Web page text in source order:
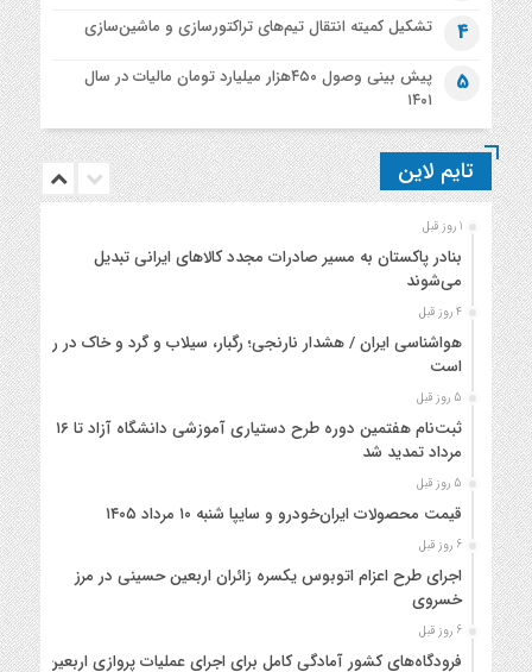
4 تشکیل کمیته انتقال تیم‌های تراکتورسازی و ماشین‌سازی
5
پیش بینی وصول ۴۵۰هزار میلیارد تومان مالیات در سال
۱۴۰۱
تایم لاین
1 روز قبل
بنادر پاکستان به مسیر صادرات مجدد کالاهای ایرانی تبدیل
می‌شوند
4 روز قبل
هواشناسی ایران / هشدار نارنجی؛ رگبار، سیلاب و گرد و خاک در راه
است
5 روز قبل
ثبت‌نام هفتمین دوره طرح دستیاری آموزشی دانشگاه آزاد تا ۱۶
مرداد تمدید شد
5 روز قبل
قیمت محصولات ایران‌خودرو و سایپا شنبه ۱۰ مرداد ۱۴۰۵
6 روز قبل
اجرای طرح اعزام اتوبوس یکسره زائران اربعین حسینی در مرز
خسروی
6 روز قبل
فرودگاه‌های کشور آمادگی کامل برای اجرای عملیات پروازی اربعین